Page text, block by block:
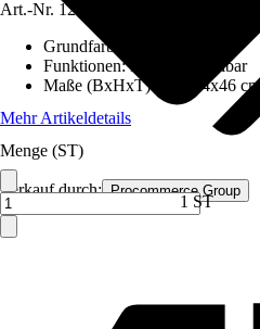
Verkauf durch: Procommerce Group
Art.-Nr. 12585167
Grundfarbe
Funktionen:Höhenverstellbar
Maße (BxHxT)
116x44x46 cm
Mehr Artikeldetails
Menge (ST)
1 ST